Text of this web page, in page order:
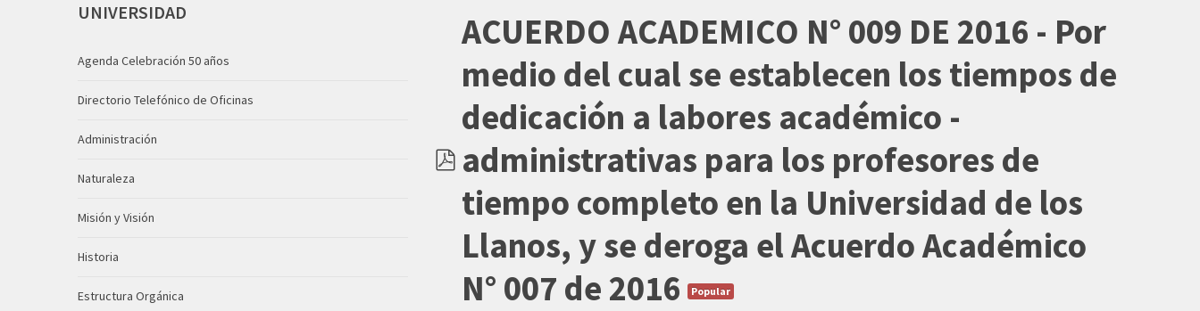
ACUERDO ACADEMICO N° 009 DE 2016 - Por
medio del cual se establecen los tiempos de
dedicación a labores académico -
administrativas para los profesores de
tiempo completo en la Universidad de los
Llanos, y se deroga el Acuerdo Académico
N° 007 de 2016
Popular
UNIVERSIDAD
Agenda Celebración 50 años
Directorio Telefónico de Oficinas
Administración
Naturaleza
Misión y Visión
Historia
Estructura Orgánica